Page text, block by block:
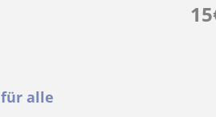
15
alle